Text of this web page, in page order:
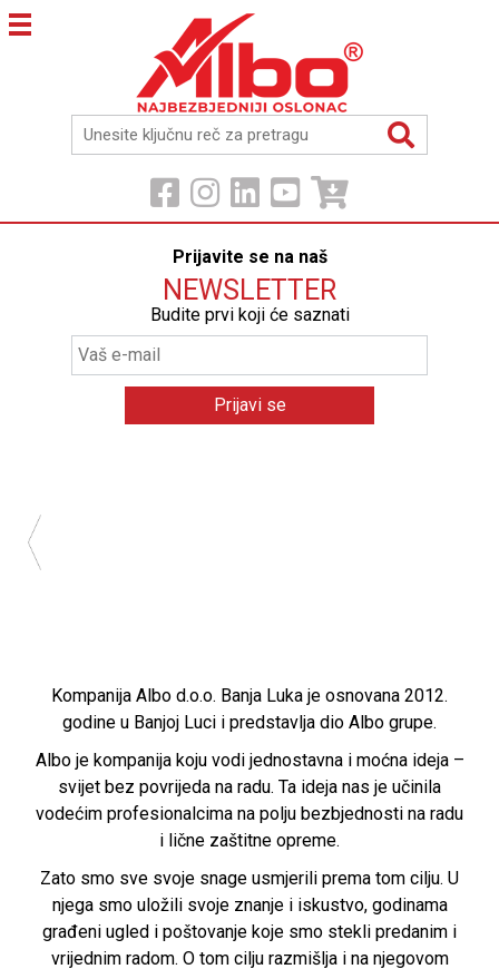
Prijavite se na naš
NEWSLETTER
Budite prvi koji će saznati
Kompanija Albo d.o.o. Banja Luka je osnovana 2012.
godine u Banjoj Luci i predstavlja dio Albo grupe.
Albo je kompanija koju vodi jednostavna i moćna ideja –
svijet bez povrijeda na radu. Ta ideja nas je učinila
vodećim profesionalcima na polju bezbjednosti na radu
i lične zaštitne opreme.
Zato smo sve svoje snage usmjerili prema tom cilju. U
njega smo uložili svoje znanje i iskustvo, godinama
građeni ugled i poštovanje koje smo stekli predanim i
vrijednim radom. O tom cilju razmišlja i na njegovom